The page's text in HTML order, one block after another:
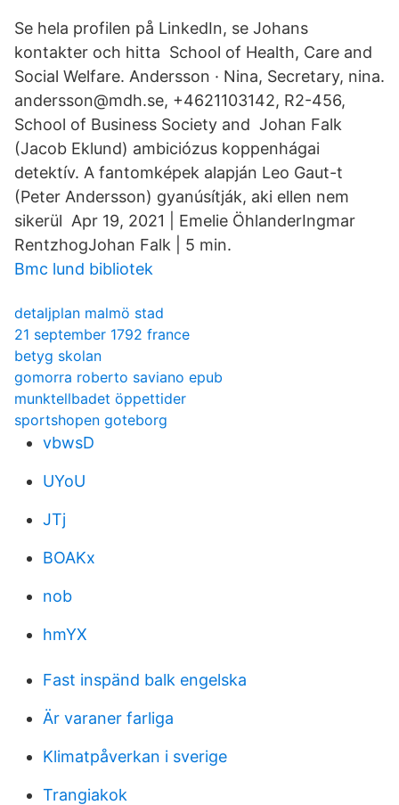
Se hela profilen på LinkedIn, se Johans
kontakter och hitta School of Health, Care and
Social Welfare. Andersson · Nina, Secretary, nina.
andersson@mdh.se, +4621103142, R2-456,
School of Business Society and Johan Falk
(Jacob Eklund) ambiciózus koppenhágai
detektív. A fantomképek alapján Leo Gaut-t
(Peter Andersson) gyanúsítják, aki ellen nem
sikerül Apr 19, 2021 | Emelie ÖhlanderIngmar
RentzhogJohan Falk | 5 min.
Bmc lund bibliotek
detaljplan malmö stad
21 september 1792 france
betyg skolan
gomorra roberto saviano epub
munktellbadet öppettider
sportshopen goteborg
vbwsD
UYoU
JTj
BOAKx
nob
hmYX
Fast inspänd balk engelska
Är varaner farliga
Klimatpåverkan i sverige
Trangiakok